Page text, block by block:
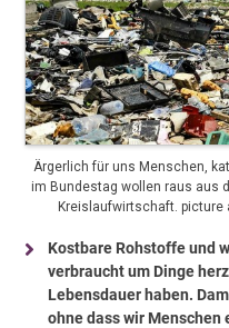
Ärgerlich für uns Menschen,
im Bundestag wollen raus aus
Kreislaufwirtschaft. picture
Kostbare Rohstoffe und
verbraucht um Dinge
Lebensdauer haben.
ohne dass wir Menschen